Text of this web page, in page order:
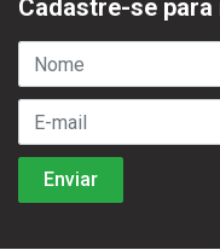
Cadastre-se